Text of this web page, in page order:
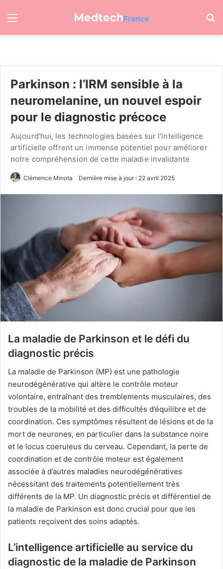
Menu
Parkinson : l’IRM sensible à la
neuromelanine, un nouvel espoir
pour le diagnostic précoce
Aujourd'hui, les technologies basées sur l'intelligence
artificielle offrent un immense potentiel pour améliorer
notre compréhension de cette maladie invalidante
Clémence Minota Dernière mise à jour : 22 avril 2025
La maladie de Parkinson et le défi du
diagnostic précis
La maladie de Parkinson (MP) est une pathologie
neurodégénérative qui altère le contrôle moteur
volontaire, entraînant des tremblements musculaires, des
troubles de la mobilité et des difficultés d’équilibre et de
coordination. Ces symptômes résultent de lésions et de la
mort de neurones, en particulier dans la substance noire
et le locus coeruleus du cerveau. Cependant, la perte de
coordination et de contrôle moteur est également
associée à d’autres maladies neurodégénératives
nécessitant des traitements potentiellement très
différents de la MP. Un diagnostic précis et différentiel de
la maladie de Parkinson est donc crucial pour que les
patients reçoivent des soins adaptés.
L’intelligence artificielle au service du
diagnostic de la maladie de Parkinson